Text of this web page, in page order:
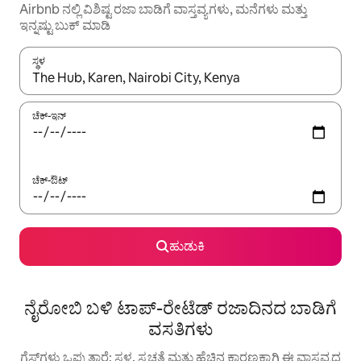
Airbnb ನಲ್ಲಿ ವಿಶಿಷ್ಟ ರಜಾ ಬಾಡಿಗೆ ವಾಸ್ತವ್ಯಗಳು, ಮನೆಗಳು ಮತ್ತು
ಇನ್ನಷ್ಟು ಬುಕ್ ಮಾಡಿ
ಸ್ಥಳ
ಫಲಿತಾಂಶಗಳು ಲಭ್ಯವಿರುವಾಗ, ಅಪ್ ಮತ್ತು ಡೌನ್ ಬಾಣದ ಕೀಲಿಗಳೊಂದಿಗೆ
ಚೆಕ್-ಇನ್
ಚೆಕ್-ಔಟ್
ಹುಡುಕಿ
ನೈರೋಬಿ ಬಳಿ ಟಾಪ್-ರೇಟೆಡ್ ರಜಾದಿನದ ಬಾಡಿಗೆ
ವಸತಿಗಳು
ಗೆಸ್ಟ್‌ಗಳು ಒಪ್ಪುತ್ತಾರೆ: ಸ್ಥಳ, ಸ್ವಚ್ಛತೆ ಮತ್ತು ಹೆಚ್ಚಿನ ಕಾರಣಕ್ಕಾಗಿ ಈ ವಾಸ್ತವ್ಯದ